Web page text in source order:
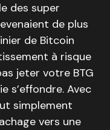
des super
de plus
de Bitcoin
à risque
jeter votre BTG
s’effondre. Avec
simplement
vers une